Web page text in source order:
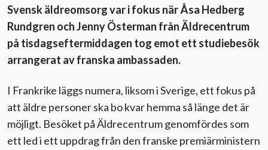
Svensk äldreomsorg var i fokus när Åsa Hedberg
Rundgren och Jenny Österman från Äldrecentrum
på tisdagseftermiddagen tog emot ett studiebesök
arrangerat av franska ambassaden.
I Frankrike läggs numera, liksom i Sverige, ett fokus på
att äldre personer ska bo kvar hemma så länge det är
möjligt. Besöket på Äldrecentrum genomfördes som
ett led i ett uppdrag från den franske premiärministern